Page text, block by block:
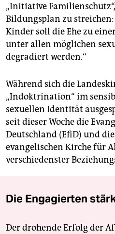
„Initiative
Bildungsplan zu
Kinder soll die Ehe zu
unter allen möglichen
degradiert werden.“
Während sich die
„Indoktrination“ im
sexuellen Identität
seit dieser Woche die
Deutschland (EfiD) und
evangelischen Kirche für
verschiedenster
Die Engagierten
Der drohende Erfolg der